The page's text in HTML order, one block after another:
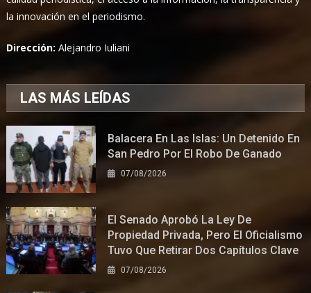
la innovación en el periodismo.
Dirección:Alejandro Iuliani
LAS MÁS LEÍDAS
Balacera En Las Islas: Un Detenido En
San Pedro Por El Robo De Ganado
07/08/2026
El Senado Aprobó La Ley De
Propiedad Privada, Pero El Oficialismo
Tuvo Que Retirar Dos Capítulos Clave
07/08/2026